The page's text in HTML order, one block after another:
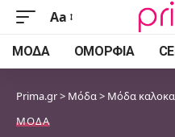
Font
Resizer
Aa
ΜΌΔΑ ΟΜΟΡΦΙΆ
Prima.gr> Μόδα> Μόδα καλοκαίρι
ΜΌΔΑ